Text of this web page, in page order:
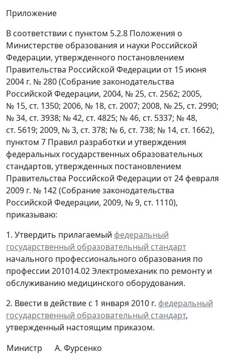
Приложение
В соответствии с пунктом 5.2.8 Положения о
Министерстве образования и науки Российской
Федерации, утвержденного постановлением
Правительства Российской Федерации от 15 июня
2004 г. № 280 (Собрание законодательства
Российской Федерации, 2004, № 25, ст. 2562; 2005,
№ 15, ст. 1350; 2006, № 18, ст. 2007; 2008, № 25, ст. 2990;
№ 34, ст. 3938; № 42, ст. 4825; № 46, ст. 5337; № 48,
ст. 5619; 2009, № 3, ст. 378; № 6, ст. 738; № 14, ст. 1662),
пунктом 7 Правил разработки и утверждения
федеральных государственных образовательных
стандартов, утвержденных постановлением
Правительства Российской Федерации от 24 февраля
2009 г. № 142 (Собрание законодательства
Российской Федерации, 2009, № 9, ст. 1110),
приказываю:
1. Утвердить прилагаемый федеральный
государственный образовательный стандарт
начального профессионального образования по
профессии 201014.02 Электромеханик по ремонту и
обслуживанию медицинского оборудования.
2. Ввести в действие с 1 января 2010 г. федеральный
государственный образовательный стандарт,
утвержденный настоящим приказом.
Министр
А. Фурсенко